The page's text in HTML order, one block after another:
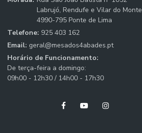
Labrujó, Rendufe e Vilar do Monte
4990-795 Ponte de Lima
Telefone: 925 403 162
Email: geral@mesados4abades.pt
Horário de Funcionamento:
De terça-feira a domingo:
09h00 - 12h30 / 14h00 - 17h30